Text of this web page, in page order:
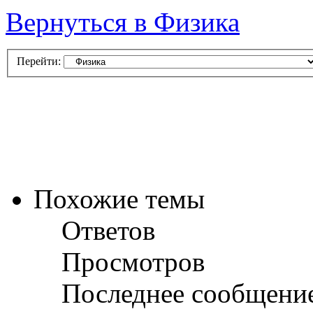
Вернуться в Физика
Перейти:
Похожие темы
Ответов
Просмотров
Последнее